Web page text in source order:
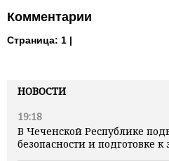
НОВОСТИ
19:18
В Чеченской Республике
безопасности и подготовке к
Комментарии
Страница: 1 |